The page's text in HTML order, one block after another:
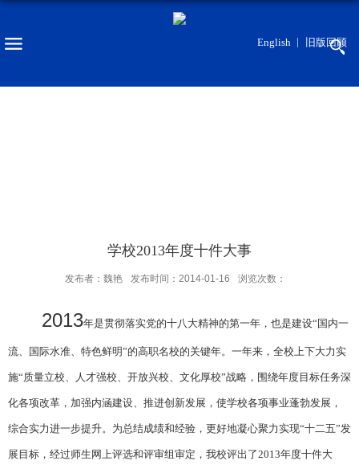
English 旧版回顾
学校2013年度十件大事
发布者：魏艳 发布时间：2014-01-16 浏览次数：
2013年是贯彻落实党的十八大精神的第一年，也是建设“国内一
流、国际水准、特色鲜明”的高职名校的关键年。一年来，全校上下大力实
施“质量立校、人才强校、开放兴校、文化厚校”战略，围绕年度目标任务深
化各项改革，加强内涵建设、推进创新发展，使学校各项事业蓬勃发展，
综合实力进一步提升。为总结成绩和经验，更好地凝心聚力实现“十二五”发
展目标，经过师生网上评选和评审组审定，我校评出了2013年度十件大